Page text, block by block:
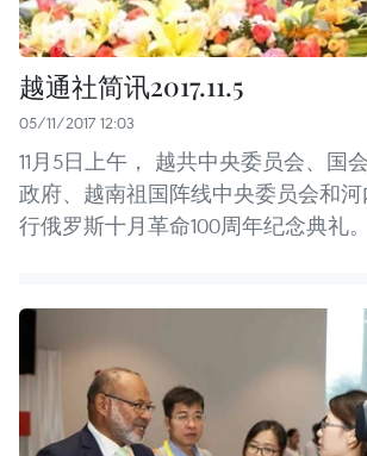
越通社简讯2017.11.5
05/11/2017 12:03
11月5日上午， 越共中央委员会、国
政府、越南祖国阵线中央委员会和
行俄罗斯十月革命100周年纪念典礼。